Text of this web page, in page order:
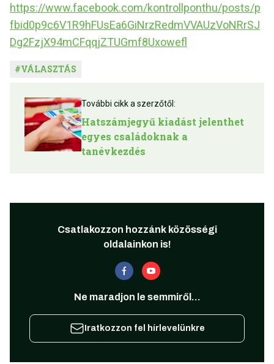
https://www.facebook.com/kontrollponthu/posts/p
fbid0p9c6V1R9hFUsEa6GiNrzRedmVVAUzVoNRrSJ
Dg2FzjX94mCFqqjZTUGmf8Uxowefl
#VÁLASZTÁS
További cikk a szerzőtől:
Hatszámjegyű kiadást jelenthet
egyes családoknak a
tanévkezdés
Csatlakozzon hozzánk közösségi
oldalainkon is!
Ne maradjon le semmiről...
Iratkozzon fel hírlevelünkre